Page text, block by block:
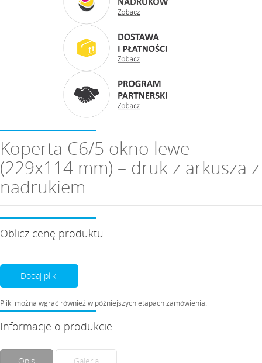
Koperta C6/5 okno lewe
(229x114 mm) – druk z arkusza z
nadrukiem
Oblicz cenę produktu
Dodaj pliki
Pliki można wgrać również w późniejszych etapach zamówienia.
Informacje o produkcie